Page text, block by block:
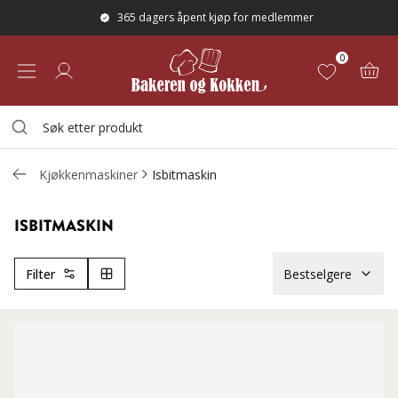
365 dagers åpent kjøp for medlemmer
0
Kjøkkenmaskiner Isbitmaskin
ISBITMASKIN
Filter Bestselgere